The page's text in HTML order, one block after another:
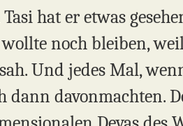
hat er etwas
noch bleiben,
Und jedes Mal,
dann davonmachten.